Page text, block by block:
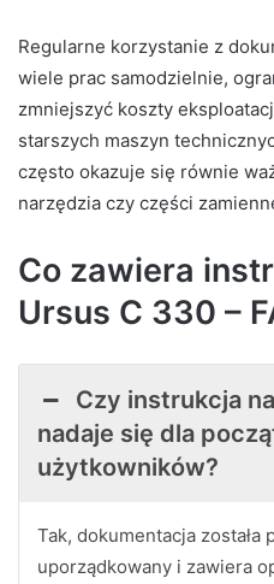
Regularne korzystanie z
wiele prac samodzielnie,
zmniejszyć koszty
starszych maszyn
często okazuje się równie
narzędzia czy części
Co zawiera
Ursus C 330 –
Czy instrukcja
nadaje się dla
użytkowników?
Tak, dokumentacja
uporządkowany i zawiera